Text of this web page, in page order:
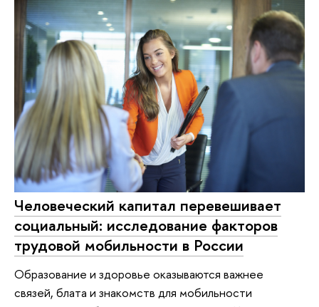
Человеческий капитал перевешивает
социальный: исследование факторов
трудовой мобильности в России
Образование и здоровье оказываются важнее
связей, блата и знакомств для мобильности